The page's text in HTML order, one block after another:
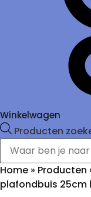
Winkelwagen
Producten
Home » Producten
plafondbuis 25cm